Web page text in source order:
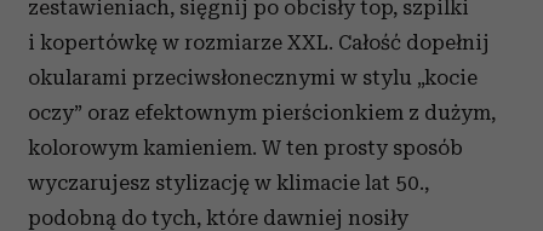
zestawieniach, sięgnij po obcisły top, szpilki
i kopertówkę w rozmiarze XXL. Całość dopełnij
okularami przeciwsłonecznymi w stylu „kocie
oczy” oraz efektownym pierścionkiem z dużym,
kolorowym kamieniem. W ten prosty sposób
wyczarujesz stylizację w klimacie lat 50.,
podobną do tych, które dawniej nosiły